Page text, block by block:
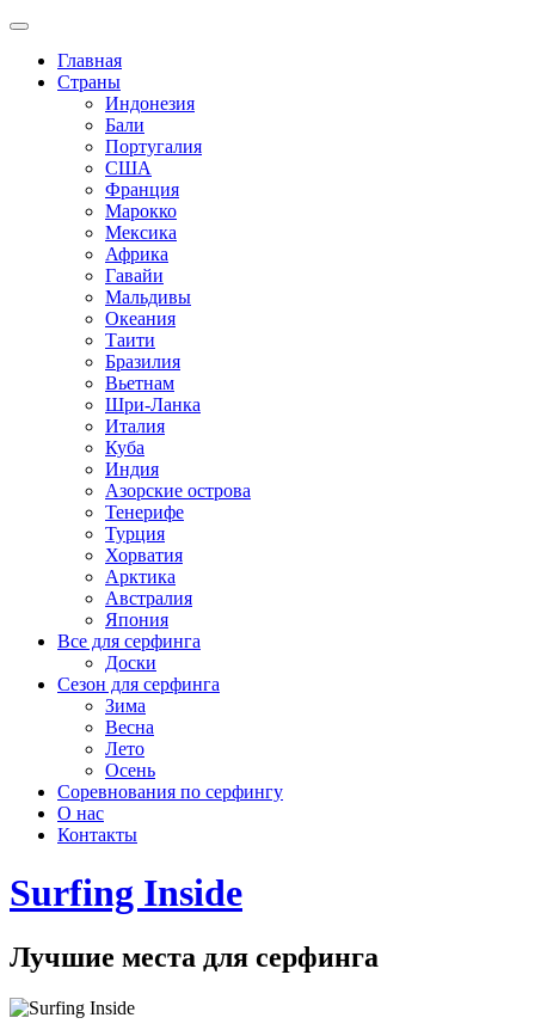
Главная
Страны
Индонезия
Бали
Португалия
США
Франция
Марокко
Мексика
Африка
Гавайи
Мальдивы
Океания
Таити
Бразилия
Вьетнам
Шри-Ланка
Италия
Куба
Индия
Азорские острова
Тенерифе
Турция
Хорватия
Арктика
Австралия
Япония
Все для серфинга
Доски
Сезон для серфинга
Зима
Весна
Лето
Осень
Соревнования по серфингу
О нас
Контакты
Surfing Inside
Лучшие места для серфинга